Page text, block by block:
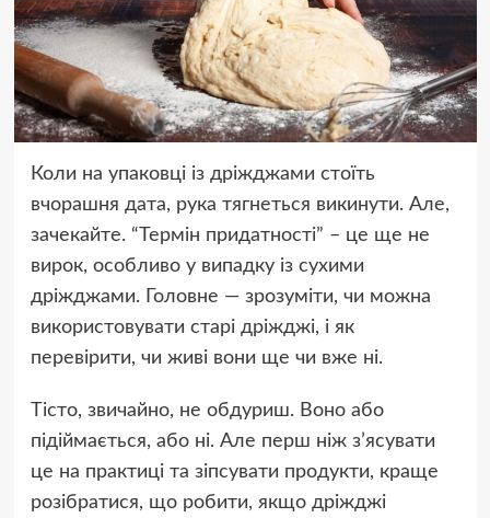
Коли на упаковці із дріжджами стоїть
вчорашня дата, рука тягнеться викинути. Але,
зачекайте. “Термін придатності” – це ще не
вирок, особливо у випадку із сухими
дріжджами. Головне — зрозуміти, чи можна
використовувати старі дріжджі, і як
перевірити, чи живі вони ще чи вже ні.
Тісто, звичайно, не обдуриш. Воно або
підіймається, або ні. Але перш ніж з’ясувати
це на практиці та зіпсувати продукти, краще
розібратися, що робити, якщо дріжджі